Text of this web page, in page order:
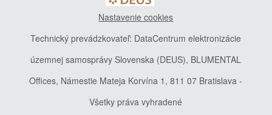
Nastavenie cookies
Technický prevádzkovateľ: DataCentrum elektronizácie
územnej samosprávy Slovenska (DEUS), BLUMENTAL
Offices, Námestie Mateja Korvína 1, 811 07 Bratislava -
Všetky práva vyhradené